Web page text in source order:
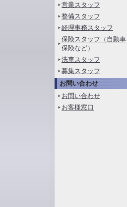
営業スタッフ
整備スタッフ
経理事務スタッフ
保険スタッフ（自動車
保険など）
洗車スタッフ
募集スタッフ
お問い合わせ
お問い合わせ
お客様窓口